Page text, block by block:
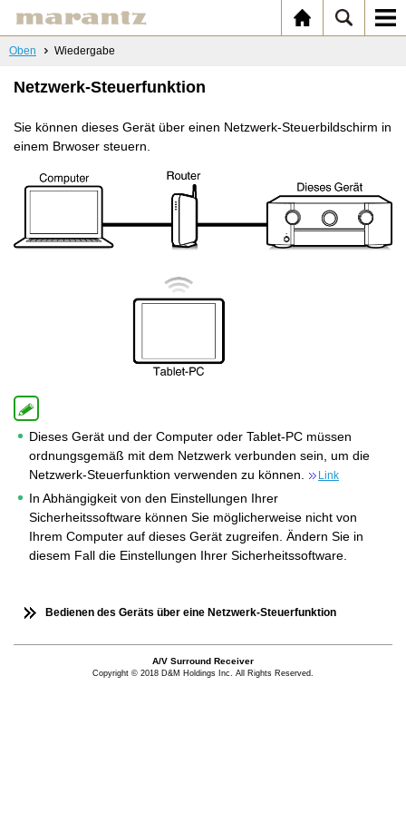
Oben Wiedergabe
Netzwerk-Steuerfunktion
Sie können dieses Gerät über einen Netzwerk-Steuerbildschirm in
einem Brwoser steuern.
Dieses Gerät und der Computer oder Tablet-PC müssen
ordnungsgemäß mit dem Netzwerk verbunden sein, um die
Netzwerk-Steuerfunktion verwenden zu können.
Link
In Abhängigkeit von den Einstellungen Ihrer
Sicherheitssoftware können Sie möglicherweise nicht von
Ihrem Computer auf dieses Gerät zugreifen. Ändern Sie in
diesem Fall die Einstellungen Ihrer Sicherheitssoftware.
Bedienen des Geräts über eine Netzwerk-Steuerfunktion
A/V Surround Receiver
Copyright © 2018 D&M Holdings Inc. All Rights Reserved.